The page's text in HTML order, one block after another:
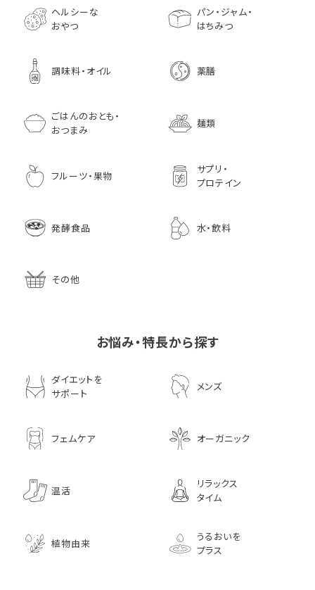
ヘルシーな
おやつ
パン・ジャム・
はちみつ
調味料・オイル 薬膳
ごはんのおとも・
おつまみ
麺類
フルーツ・果物
サプリ・
プロテイン
発酵食品 水・飲料
その他
お悩み・特長から探す
ダイエットを
サポート
メンズ
フェムケア オーガニック
温活
リラックス
タイム
植物由来
うるおいを
プラス